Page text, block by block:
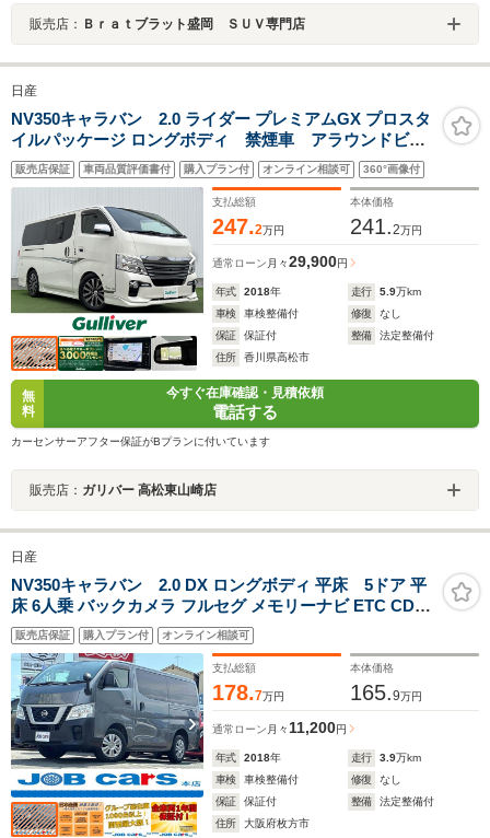
販売店： Ｂｒａｔブラット盛岡 ＳＵＶ専門店
日産
NV350キャラバン 2.0 ライダー プレミアムGX プロスタ
イルパッケージ ロングボディ 禁煙車 アラウンドビュ
ーモニター 後席モニターアルパイン 純正エアロパー
ツ ストラーダナビ パワースライドドア エマージェ
ンシーブレーキ 17インチアルミホイール 玄武ローダ
ウンパーツ LEDライト
販売店保証 車両品質評価書付 購入プラン付 オンライン相談可 360°画像付
支払総額
247.2万円
本体価格
241.2万円
通常ローン 月々29,900円
年式 2018年 走行 5.9万km
車検
車検整備付 修復
なし
保証
保証付 整備
法定整備付
住所
香川県高松市
無
料
今すぐ在庫確認・見積依頼
電話する
カーセンサーアフター保証がBプランに付いています
販売店： ガリバー 高松東山崎店
日産
NV350キャラバン 2.0 DX ロングボディ 平床 5ドア 平
床 6人乗 バックカメラ フルセグ メモリーナビ ETC CD
Bluetooth接続 衝突被害軽減システム キーレスエントリ
ー 盗難防止システム 両側スライドドア 記録簿 ABS ESC
パワーステアリング パワーウィンドウ
販売店保証 購入プラン付 オンライン相談可
支払総額
178.7万円
本体価格
165.9万円
通常ローン 月々 11,200円
年式 2018年 走行 3.9万km
車検
車検整備付 修復
なし
保証
保証付 整備
法定整備付
住所
大阪府枚方市